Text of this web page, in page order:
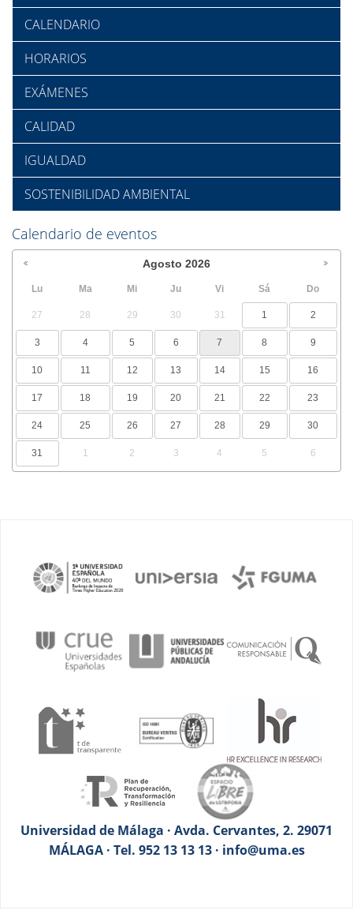
CALENDARIO
HORARIOS
EXÁMENES
CALIDAD
IGUALDAD
SOSTENIBILIDAD AMBIENTAL
Calendario de eventos
Agosto 2026
Lu Ma Mi Ju Vi Sá Do
27 28 29 30 31 1 2
3 4 5 6 7 8 9
10 11 12 13 14 15 16
17 18 19 20 21 22 23
24 25 26 27 28 29 30
31 1 2 3 4 5 6
Universidad de Málaga · Avda. Cervantes, 2. 29071
MÁLAGA · Tel. 952 13 13 13 · info@uma.es